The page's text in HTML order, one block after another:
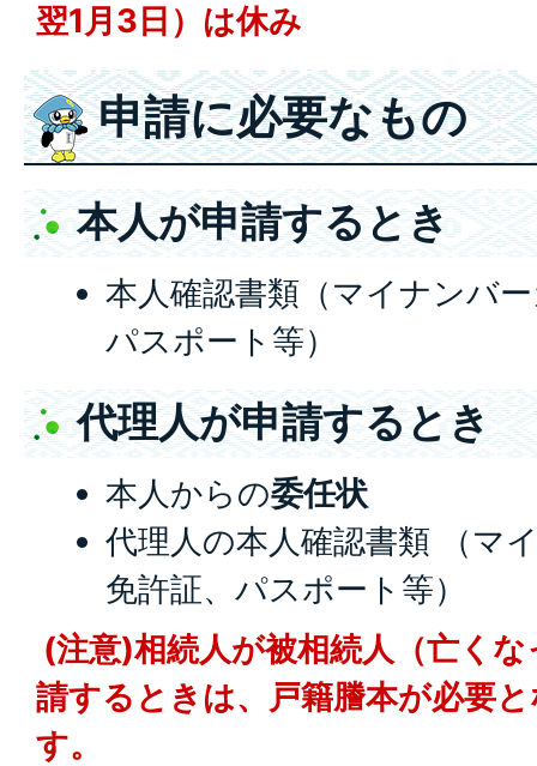
翌1月3日）は休み
申請に必要なもの
本人が申請するとき
本人確認書類（マイナンバ
パスポート等）
代理人が申請するとき
本人からの委任状
代理人の本人確認書類 （マ
免許証、パスポート等）
(注意)相続人が被相続人（亡く
請するときは、戸籍謄本が必要
す。